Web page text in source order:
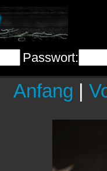
Passwort:
Anfang |